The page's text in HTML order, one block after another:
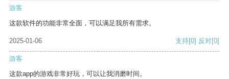
游客
这款软件的功能非常全面，可以满足我所有需求。
2025-01-06 支持[0] 反对[0]
游客
这款app的游戏非常好玩，可以让我消磨时间。